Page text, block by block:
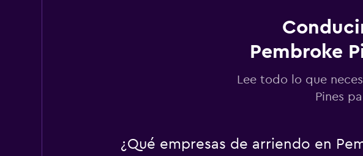
Pembroke
Lee todo lo que
Pines
¿Qué empresas de arriendo en